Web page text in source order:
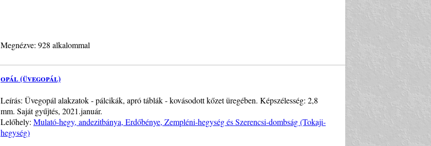
Megnézve: 928 alkalommal
opál (üvegopál)
Leírás: Üvegopál alakzatok - pálcikák, apró táblák - kovásodott kőzet üregében. Képszélesség: 2,8
mm. Saját gyűjtés, 2021.január.
Lelőhely: Mulató-hegy, andezitbánya, Erdőbénye, Zempléni-hegység és Szerencsi-dombság (Tokaji-
hegység)